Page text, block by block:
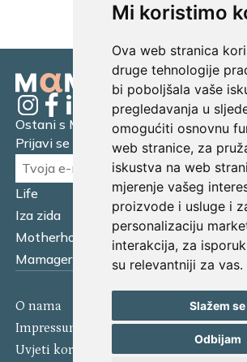
Mi koristimo
Ova web stranica
druge tehnologije
bi poboljšala vaše
pregledavanja u
omogućiti osnovnu
web stranice, za
iskustva na web
mjerenje vašeg
proizvode i usluge i
personalizaciju
interakcija, za
su relevantniji za vas.
Slažem se
Odbijam
Life
Iza zida
Business
Motherhood
Tatager
Mamager Intervju
Ostani s Mamagerom
Prijavi se na naš newsletter.
O nama
Kontakt
Impressum
Izjava o
Uvjeti korištenja
Politika